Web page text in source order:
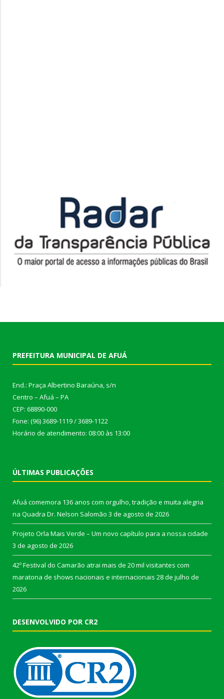
PREFEITURA MUNICIPAL DE AFUÁ
End.: Praça Albertino Baraúna, s/n
Centro – Afuá – PA
CEP: 68890-000
Fone: (96) 3689-1119 / 3689-1122
Horário de atendimento: 08:00 às 13:00
ÚLTIMAS PUBLICAÇÕES
Afuá comemora 136 anos com orgulho, tradição e muita alegria
na Quadra Dr. Nelson Salomão 3 de agosto de 2026
Projeto Orla Mais Verde – Um novo capítulo para a nossa cidade
3 de agosto de 2026
42º Festival do Camarão atrai mais de 20 mil visitantes com
maratona de shows nacionais e internacionais 28 de julho de
2026
DESENVOLVIDO POR CR2